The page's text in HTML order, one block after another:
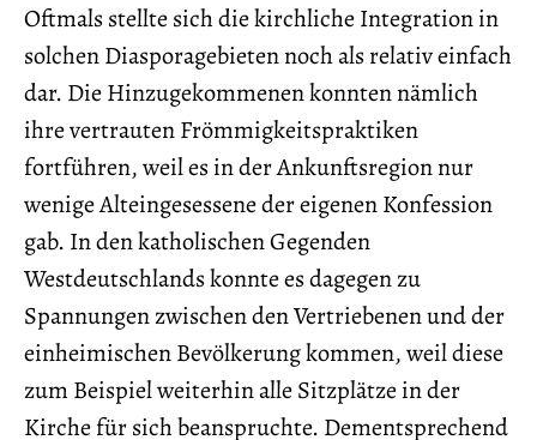
Oftmals stellte sich die kirchliche Integration in
solchen Diasporagebieten noch als relativ einfach
dar. Die Hinzugekommenen konnten nämlich
ihre vertrauten Frömmigkeitspraktiken
fortführen, weil es in der Ankunftsregion nur
wenige Alteingesessene der eigenen Konfession
gab. In den katholischen Gegenden
Westdeutschlands konnte es dagegen zu
Spannungen zwischen den Vertriebenen und der
einheimischen Bevölkerung kommen, weil diese
zum Beispiel weiterhin alle Sitzplätze in der
Kirche für sich beanspruchte. Dementsprechend